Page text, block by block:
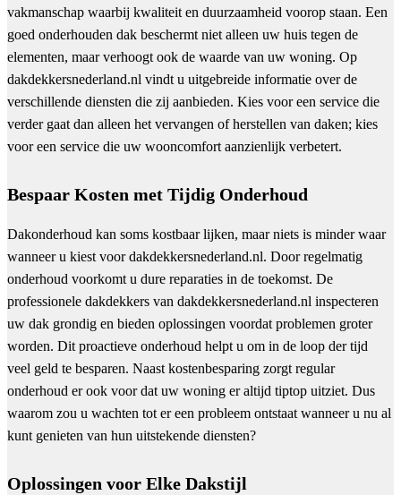
vakmanschap waarbij kwaliteit en duurzaamheid voorop staan. Een
goed onderhouden dak beschermt niet alleen uw huis tegen de
elementen, maar verhoogt ook de waarde van uw woning. Op
dakdekkersnederland.nl vindt u uitgebreide informatie over de
verschillende diensten die zij aanbieden. Kies voor een service die
verder gaat dan alleen het vervangen of herstellen van daken; kies
voor een service die uw wooncomfort aanzienlijk verbetert.
Bespaar Kosten met Tijdig Onderhoud
Dakonderhoud kan soms kostbaar lijken, maar niets is minder waar
wanneer u kiest voor dakdekkersnederland.nl. Door regelmatig
onderhoud voorkomt u dure reparaties in de toekomst. De
professionele dakdekkers van dakdekkersnederland.nl inspecteren
uw dak grondig en bieden oplossingen voordat problemen groter
worden. Dit proactieve onderhoud helpt u om in de loop der tijd
veel geld te besparen. Naast kostenbesparing zorgt regular
onderhoud er ook voor dat uw woning er altijd tiptop uitziet. Dus
waarom zou u wachten tot er een probleem ontstaat wanneer u nu al
kunt genieten van hun uitstekende diensten?
Oplossingen voor Elke Dakstijl